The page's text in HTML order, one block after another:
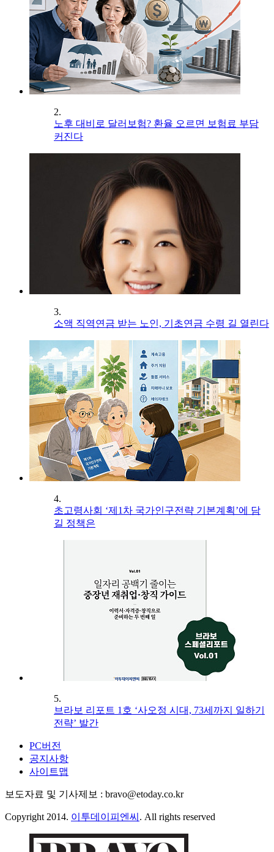
2.
노후 대비로 달러보험? 환율 오르면 보험료 부담
커진다
3.
소액 직역연금 받는 노인, 기초연금 수령 길 열린다
4.
초고령사회 ‘제1차 국가인구전략 기본계획’에 담
길 정책은
5.
브라보 리포트 1호 ‘사오정 시대, 73세까지 일하기
전략’ 발간
PC버전
공지사항
사이트맵
보도자료 및 기사제보 : bravo@etoday.co.kr
Copyright 2014. 이투데이피엔씨 . All rights reserved